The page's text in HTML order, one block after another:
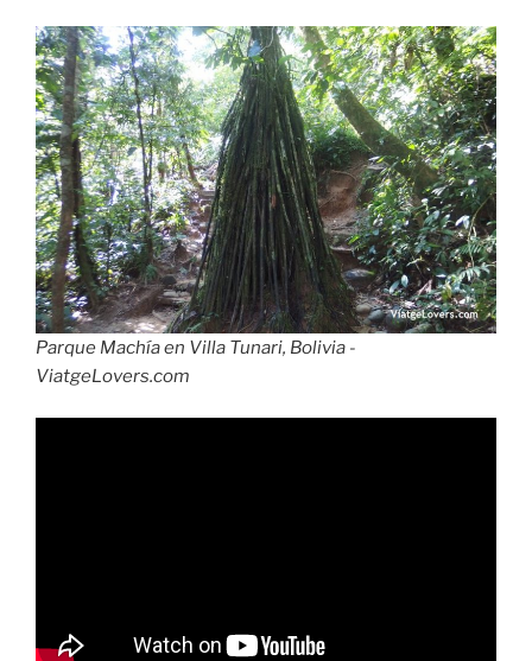
Parque Machía en Villa Tunari, Bolivia -
ViatgeLovers.com